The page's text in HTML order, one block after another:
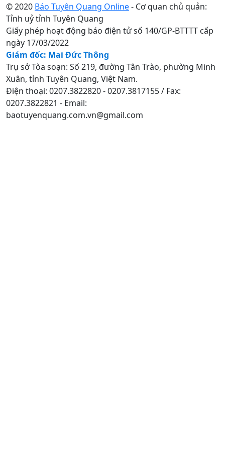
© 2020 Báo Tuyên Quang Online- Cơ quan chủ quản:
Tỉnh uỷ tỉnh Tuyên Quang
Giấy phép hoạt động báo điện tử số 140/GP-BTTTT cấp
ngày 17/03/2022
Giám đốc: Mai Đức Thông
Trụ sở Tòa soạn: Số 219, đường Tân Trào, phường Minh
Xuân, tỉnh Tuyên Quang, Việt Nam.
Điện thoại: 0207.3822820 - 0207.3817155 / Fax:
0207.3822821 - Email:
baotuyenquang.com.vn@gmail.com